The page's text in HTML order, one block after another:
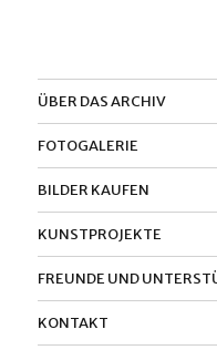
ÜBER DAS ARCHIV
FOTOGALERIE
BILDER KAUFEN
KUNSTPROJEKTE
FREUNDE UND
KONTAKT